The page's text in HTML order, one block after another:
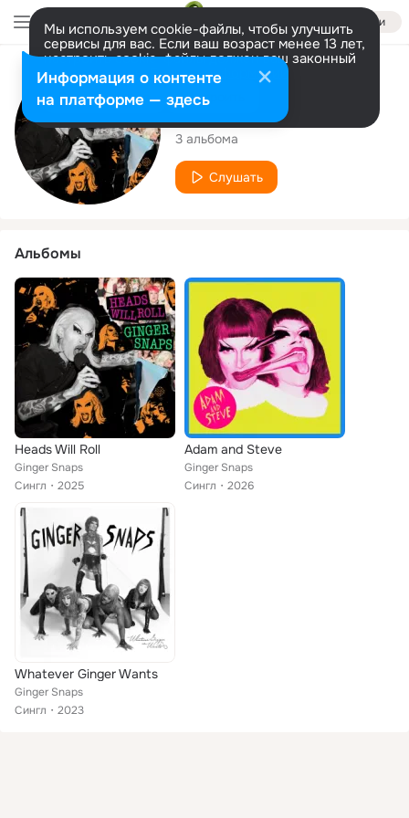
Войти
Мы используем cookie-файлы, чтобы улучшить
сервисы для вас. Если ваш возраст менее 13 лет,
настроить cookie-файлы должен ваш законный
представитель. Больше информации
Разрешить все Настроить
Исполнитель
Ginger Snaps
3 альбома
Слушать
Альбомы
Heads Will Roll
Ginger Snaps
Сингл
2025
Adam and Steve
Ginger Snaps
Сингл
2026
Whatever Ginger Wants
Ginger Snaps
Сингл
2023
Информация о контенте
на платформе — здесь